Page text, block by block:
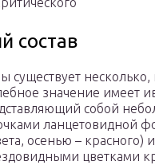
состав
существует несколько,
значение имеет
собой
ланцетовидной
осенью – красного) и
цветками